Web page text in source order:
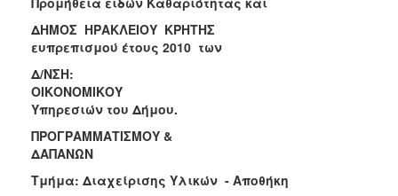
ΔΗΜΟΣ ΗΡΑΚΛΕΙΟΥ ΚΡΗΤΗΣ
ευπρεπισμού έτους 2010 των
Δ/ΝΣΗ:
ΟΙΚΟΝΟΜΙΚΟΥ
Υπηρεσιών του Δήμου.
ΠΡΟΓΡΑΜΜΑΤΙΣΜΟΥ &
ΔΑΠΑΝΩΝ
Τμήμα: Διαχείρισης Υλικών - Αποθήκη